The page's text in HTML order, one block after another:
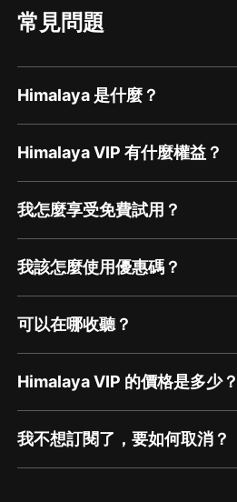
常見問題
Himalaya 是什麼？
Himalaya VIP 有什麼權益？
我怎麼享受免費試用？
我該怎麼使用優惠碼？
可以在哪收聽？
Himalaya VIP 的價格是多少？
我不想訂閱了，要如何取消？